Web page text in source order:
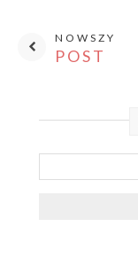
NOWSZY
POST